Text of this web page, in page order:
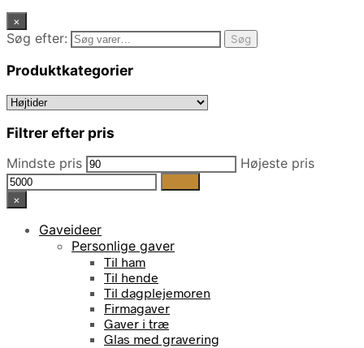
×
Søg efter: Søg
Produktkategorier
Filtrer efter pris
Mindste pris Højeste pris
×
Gaveideer
Personlige gaver
Til ham
Til hende
Til dagplejemoren
Firmagaver
Gaver i træ
Glas med gravering